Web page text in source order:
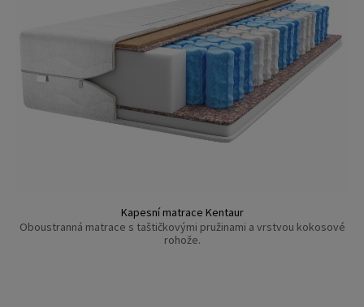
Kapesní matrace Kentaur
Oboustranná matrace s taštičkovými pružinami a vrstvou kokosové
rohože.